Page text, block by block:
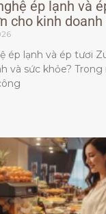
ép lạnh và
cho kinh
ép lạnh và ép tươi
và sức khỏe?